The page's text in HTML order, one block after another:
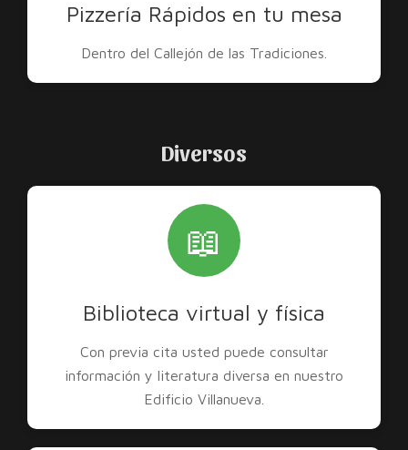
Pizzería Rápidos en tu mesa
Dentro del Callejón de las Tradiciones.
Diversos
📖
Biblioteca virtual y física
Con previa cita usted puede consultar
información y literatura diversa en nuestro
Edificio Villanueva.